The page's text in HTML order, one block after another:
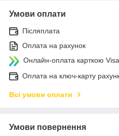
Умови оплати
Післяплата
Оплата на рахунок
Онлайн-оплата карткою
Оплата на ключ-карту
Всі умови оплати
Умови повернення